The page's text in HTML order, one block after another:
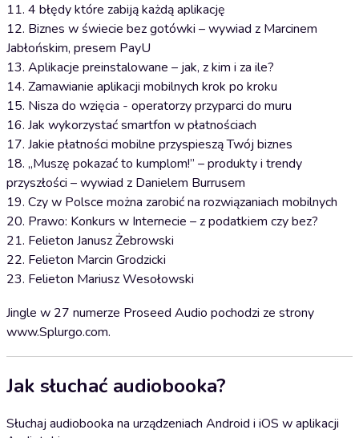
11. 4 błędy które zabiją każdą aplikację
12. Biznes w świecie bez gotówki – wywiad z Marcinem
Jabłońskim, presem PayU
13. Aplikacje preinstalowane – jak, z kim i za ile?
14. Zamawianie aplikacji mobilnych krok po kroku
15. Nisza do wzięcia - operatorzy przyparci do muru
16. Jak wykorzystać smartfon w płatnościach
17. Jakie płatności mobilne przyspieszą Twój biznes
18. „Muszę pokazać to kumplom!” – produkty i trendy
przyszłości – wywiad z Danielem Burrusem
19. Czy w Polsce można zarobić na rozwiązaniach mobilnych
20. Prawo: Konkurs w Internecie – z podatkiem czy bez?
21. Felieton Janusz Żebrowski
22. Felieton Marcin Grodzicki
23. Felieton Mariusz Wesołowski
Jingle w 27 numerze Proseed Audio pochodzi ze strony
www.Splurgo.com.
Jak słuchać audiobooka?
Słuchaj audiobooka na urządzeniach Android i iOS w aplikacji